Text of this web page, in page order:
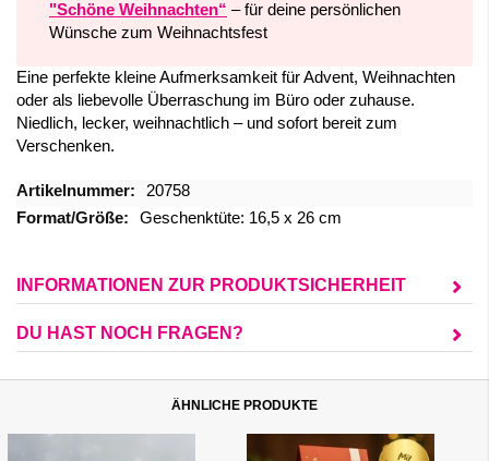
"Schöne Weihnachten“ – für deine persönlichen
Wünsche zum Weihnachtsfest
Eine perfekte kleine Aufmerksamkeit für Advent, Weihnachten
oder als liebevolle Überraschung im Büro oder zuhause.
Niedlich, lecker, weihnachtlich – und sofort bereit zum
Verschenken.
Mehr
Informationen
20758
Geschenktüte: 16,5 x 26 cm
INFORMATIONEN ZUR PRODUKTSICHERHEIT
DU HAST NOCH FRAGEN?
ÄHNLICHE PRODUKTE